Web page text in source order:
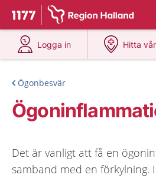
Till startsidan för 1177
Du har valt region Halland
Logga in
på 1177.se
Hitta
på
Ögonbesvär
Det är vanligt att få en
samband med en förkylning.